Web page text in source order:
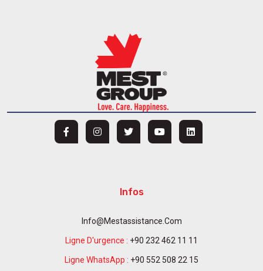
Infos
Info@mestassistance.com
Ligne D'urgence : +90 232 462 11 11
Ligne WhatsApp : +90 552 508 22 15